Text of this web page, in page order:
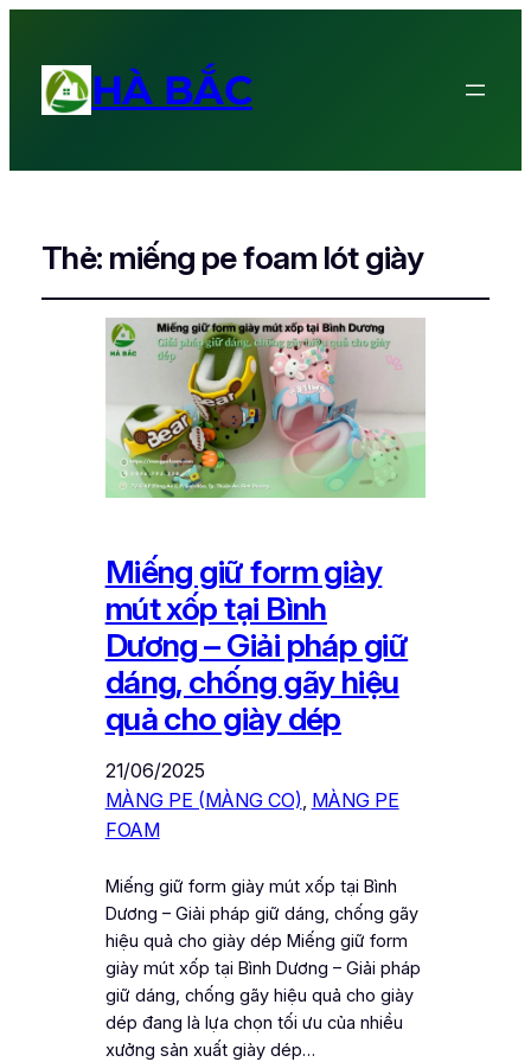
HÀ BẮC
Thẻ: miếng pe foam lót giày
Miếng giữ form giày
mút xốp tại Bình
Dương – Giải pháp giữ
dáng, chống gãy hiệu
quả cho giày dép
21/06/2025
MÀNG PE (MÀNG CO), MÀNG PE
FOAM
Miếng giữ form giày mút xốp tại Bình
Dương – Giải pháp giữ dáng, chống gãy
hiệu quả cho giày dép Miếng giữ form
giày mút xốp tại Bình Dương – Giải pháp
giữ dáng, chống gãy hiệu quả cho giày
dép đang là lựa chọn tối ưu của nhiều
xưởng sản xuất giày dép…